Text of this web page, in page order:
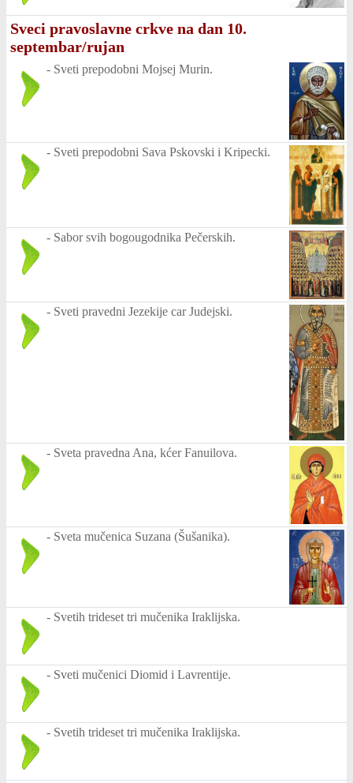
Sveci pravoslavne crkve na dan 10.
septembar/rujan
- Sveti prepodobni Mojsej Murin.
- Sveti prepodobni Sava Pskovski i Kripecki.
- Sabor svih bogougodnika Pečerskih.
- Sveti pravedni Jezekije car Judejski.
- Sveta pravedna Ana, kćer Fanuilova.
- Sveta mučenica Suzana (Šušanika).
- Svetih trideset tri mučenika Iraklijska.
- Sveti mučenici Diomid i Lavrentije.
- Svetih trideset tri mučenika Iraklijska.